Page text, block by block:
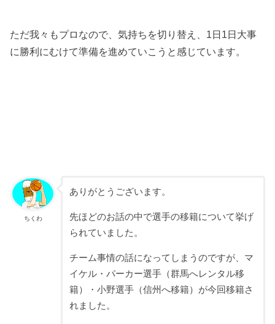
ただ我々もプロなので、気持ちを切り替え、 1日1日大事
に勝利にむけて準備を進めていこうと感じています。
ちくわ
ありがとうございます。
先ほどのお話の中で選手の移籍について挙げ
られていました。
チーム事情の話になってしまうのですが、マ
イケル・パーカー選手（群馬へレンタル移
籍）・小野選手（信州へ移籍）が今回移籍さ
れました。